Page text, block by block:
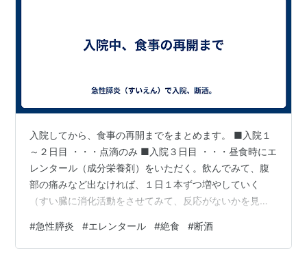
入院してから、食事の再開までをまとめます。 ■入院１
～２日目 ・・・点滴のみ ■入院３日目 ・・・昼食時にエ
レンタール（成分栄養剤）をいただく。飲んでみて、腹
部の痛みなど出なければ、１日１本ずつ増やしていく
（すい臓に消化活動をさせてみて、反応がないかを見
夕） ■入院５日目 ・・・エレンタール３本に（朝・昼・
夕） ■入院６日目 ・・・食事スタート。初日から１日３
#急性膵炎 #エレンタール #絶食 #断酒